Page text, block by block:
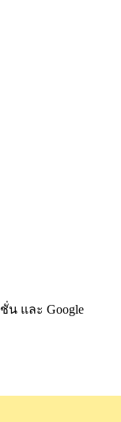
และ Google